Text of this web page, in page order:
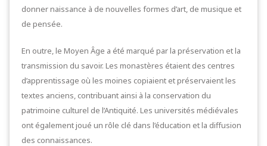
donner naissance à de nouvelles formes d’art, de musique et
de pensée.
En outre, le Moyen Âge a été marqué par la préservation et la
transmission du savoir. Les monastères étaient des centres
d’apprentissage où les moines copiaient et préservaient les
textes anciens, contribuant ainsi à la conservation du
patrimoine culturel de l’Antiquité. Les universités médiévales
ont également joué un rôle clé dans l’éducation et la diffusion
des connaissances.